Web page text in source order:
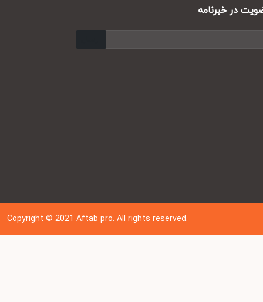
در خبرنامه
Copyright © 202 1Aftab pro. All rights reserved.